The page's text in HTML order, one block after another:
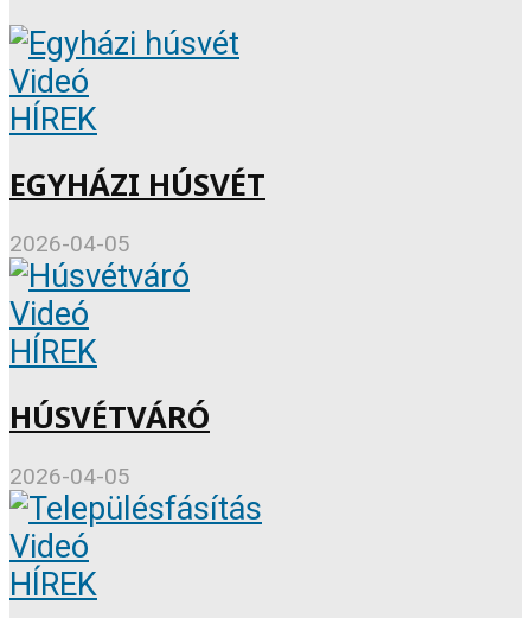
Videó
HÍREK
EGYHÁZI HÚSVÉT
2026-04-05
Videó
HÍREK
HÚSVÉTVÁRÓ
2026-04-05
Videó
HÍREK